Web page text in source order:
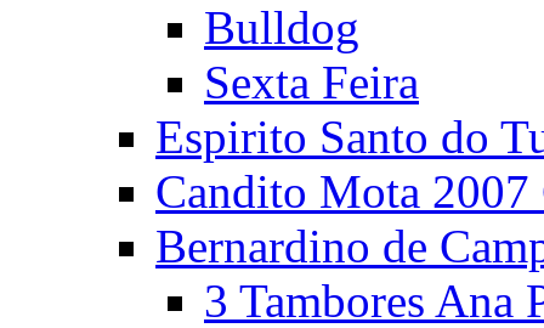
Bulldog
Sexta Feira
Espirito Santo do
Candito Mota 2007
Bernardino de
3 Tambores Ana